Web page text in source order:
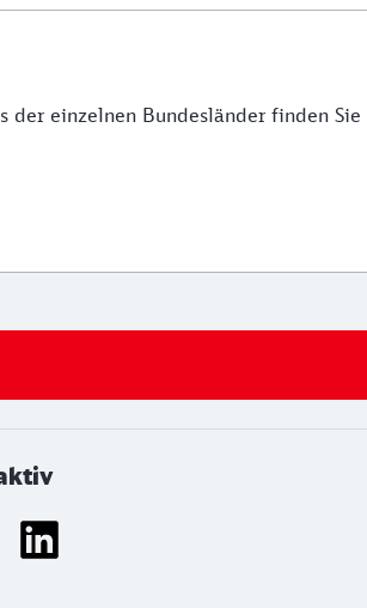
der einzelnen Bundesländer finden